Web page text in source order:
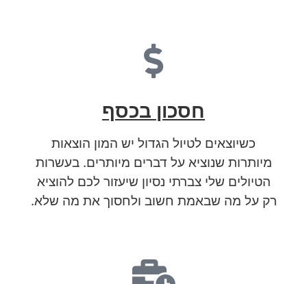
חסכון בכסף
כשיוצאים לטיול הגדול יש המון הוצאות
מיותרות שנוציא על דברים מיותרים. בעשרות
הטיולים שלי צברתי נסיון שיעזור לכם להוציא
רק על מה שבאמת חשוב ולחסוך את מה שלא.